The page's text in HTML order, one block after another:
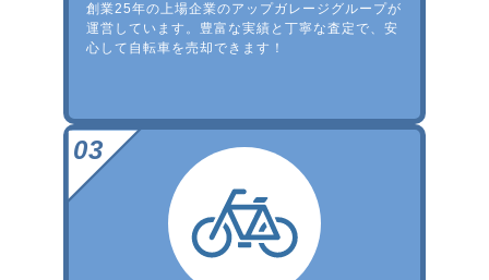
創業25年の上場企業のアップガレージグループが
運営しています。豊富な実績と丁寧な査定で、安
心して自転車を売却できます！